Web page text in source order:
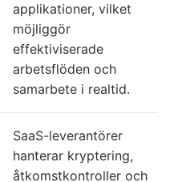
applikationer, vilket
möjliggör
effektiviserade
arbetsflöden och
samarbete i realtid.
SaaS-leverantörer
hanterar kryptering,
åtkomstkontroller och